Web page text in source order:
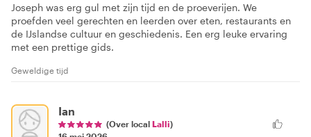
Joseph was erg gul met zijn tijd en de proeverijen. We
proefden veel gerechten en leerden over eten, restaurants en
de IJslandse cultuur en geschiedenis. Een erg leuke ervaring
met een prettige gids.
Geweldige tijd
Ian
(Over local Lalli)